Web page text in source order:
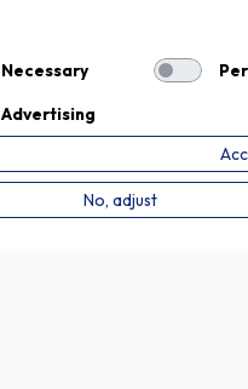
Necessary
Advertising
No, adjust